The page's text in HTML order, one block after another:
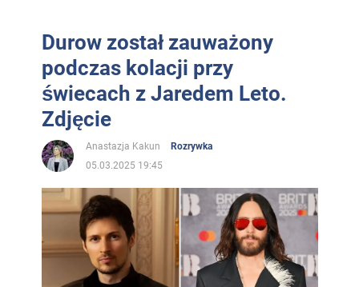
Durow został zauważony
podczas kolacji przy
świecach z Jaredem Leto.
Zdjęcie
Anastazja Kakun
Rozrywka
05.03.2025 19:45